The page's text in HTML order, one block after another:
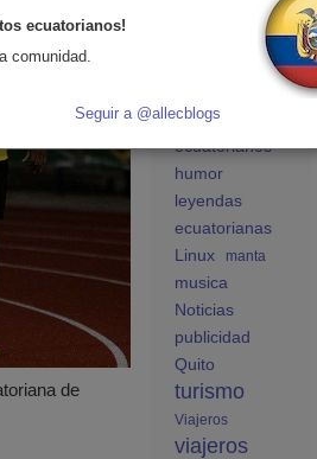
de
ecuatorianos en
estudiantes
ecuatorianos
humor
leyendas
ecuatorianas
Linux
manta
musica
Noticias
publicidad
Quito
turismo
Viajeros
viajeros
ecuatorianos!
comunidad.
Seguir a @allecblogs